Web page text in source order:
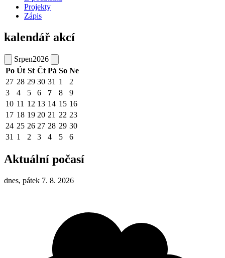
Projekty
Zápis
kalendář akcí
Srpen2026
Po Út St Čt Pá So Ne
27 28 29 30 31 1
2
3
4 5 6 7 8
9
10 11 12 13 14 15 16
17 18 19 20 21 22 23
24 25 26 27 28 29 30
31 1 2 3 4 5 6
Aktuální počasí
dnes, pátek 7. 8. 2026